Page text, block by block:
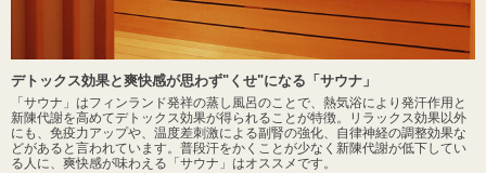
デトックス効果と爽快感が思わず"くせ"になる「サウナ」
「サウナ」はフィンランド発祥の蒸し風呂のことで、熱気浴により発汗作用と
新陳代謝を高めてデトックス効果が得られることが特徴。リラックス効果以外
にも、免疫力アップや、温度差刺激による副腎の強化、自律神経の調整効果な
どがあると言われています。普段汗をかくことが少なく新陳代謝が低下してい
る人に、爽快感が味わえる「サウナ」はオススメです。